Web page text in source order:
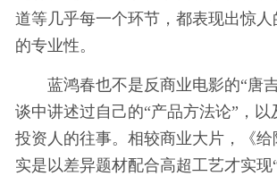
道等几乎每一个环节，都表现出惊
的专业性。
蓝鸿春也不是反商业电影的“唐
谈中讲述过自己的“产品方法论”，以
投资人的往事。相较商业大片，《
实是以差异题材配合高超工艺才实现